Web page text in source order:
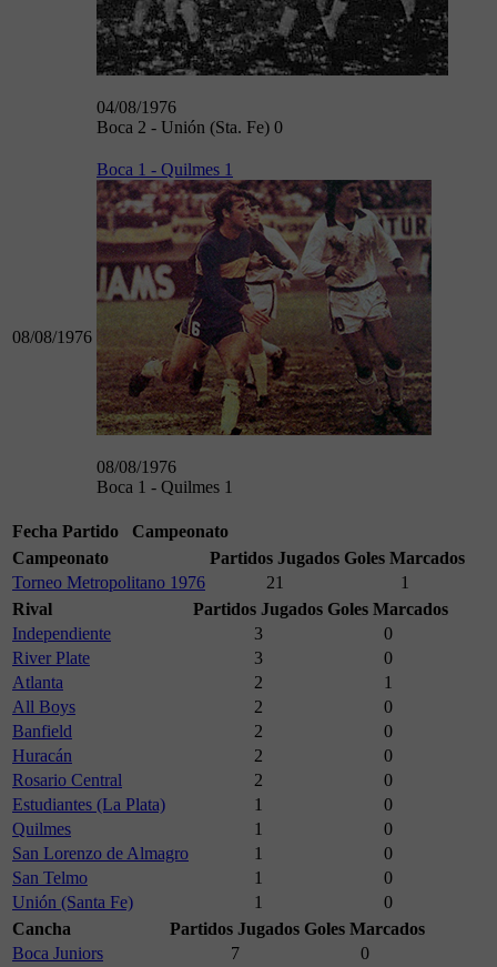
04/08/1976
Boca 2 - Unión (Sta. Fe) 0
08/08/1976
Boca 1 - Quilmes 1
08/08/1976
Boca 1 - Quilmes 1
Fecha Partido
Campeonato
Campeonato
Partidos Jugados Goles Marcados
Torneo Metropolitano 1976
21
1
Rival
Partidos Jugados Goles Marcados
Independiente
3
0
River Plate
3
0
Atlanta
2
1
All Boys
2
0
Banfield
2
0
Huracán
2
0
Rosario Central
2
0
Estudiantes (La Plata)
1
0
Quilmes
1
0
San Lorenzo de Almagro
1
0
San Telmo
1
0
Unión (Santa Fe)
1
0
Cancha
Partidos Jugados Goles Marcados
Boca Juniors
7
0